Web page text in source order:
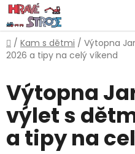
Přejít
na
obsah
Domů
/ Kam s dětmi / Výtopna
2026 a tipy na celý víkend
Výtopna
výlet s
a tipy na